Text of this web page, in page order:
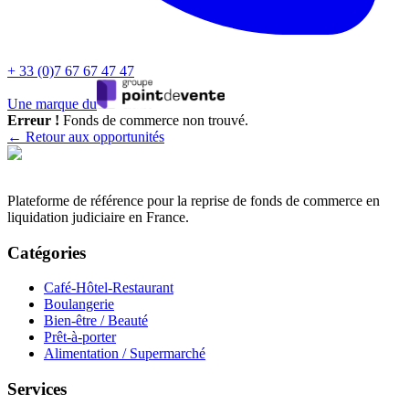
+ 33 (0)7 67 67 47 47
Une marque du
Erreur ! Fonds de commerce non trouvé.
← Retour aux opportunités
Plateforme de référence pour la reprise de fonds de commerce en
liquidation judiciaire en France.
Catégories
Café-Hôtel-Restaurant
Boulangerie
Bien-être / Beauté
Prêt-à-porter
Alimentation / Supermarché
Services